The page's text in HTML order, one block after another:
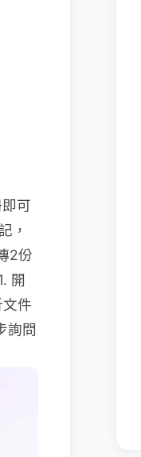
可
，
2份
開
件
詢問